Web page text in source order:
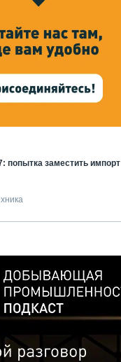
попытка заместить импорт